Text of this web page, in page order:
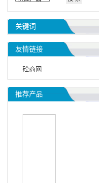
关键词
友情链接
砼商网
推荐产品